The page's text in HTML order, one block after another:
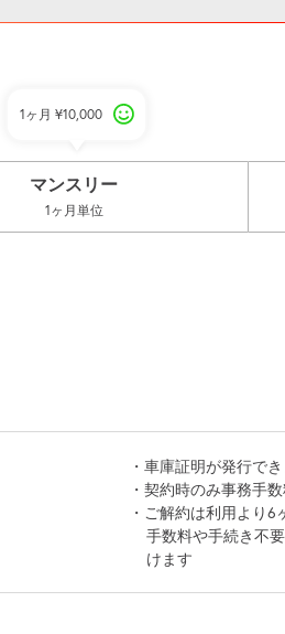
1ヶ月 ¥10,000
マンスリー
1ヶ月単位
・車庫証明が発行で
・契約時のみ事務手
・ご解約は利用より
手数料や手続き不
けます